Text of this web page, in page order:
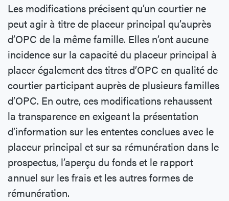
Les modifications précisent qu’un courtier ne
peut agir à titre de placeur principal qu’auprès
d’OPC de la même famille. Elles n’ont aucune
incidence sur la capacité du placeur principal à
placer également des titres d’OPC en qualité de
courtier participant auprès de plusieurs familles
d’OPC. En outre, ces modifications rehaussent
la transparence en exigeant la présentation
d’information sur les ententes conclues avec le
placeur principal et sur sa rémunération dans le
prospectus, l’aperçu du fonds et le rapport
annuel sur les frais et les autres formes de
rémunération.